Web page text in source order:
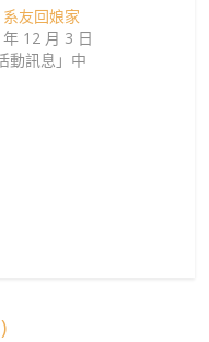
友回娘家
12 月 3 日
動訊息」中